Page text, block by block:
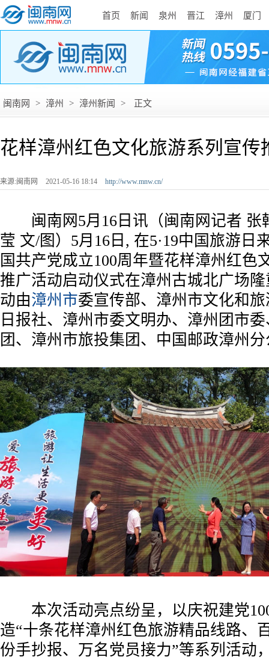
首页 新闻 泉州 晋江 漳州 厦门
闽南网 > 漳州 > 漳州新闻 > 正文
花样漳州红色文化旅游系列宣传
来源:闽南网 2021-05-16 18:14 http://www.mnw.cn/
闽南网5月16日讯（闽南网记者 张
莹 文/图）5月16日, 在5·19中国旅游日
国共产党成立100周年暨花样漳州红色
推广活动启动仪式在漳州古城北广场
动由漳州市委宣传部、漳州市文化和
日报社、漳州市委文明办、漳州团市
团、漳州市旅投集团、中国邮政漳州
本次活动亮点纷呈，以庆祝建党
造“十条花样漳州红色旅游精品线路、
份手抄报、万名党员接力”等系列活动